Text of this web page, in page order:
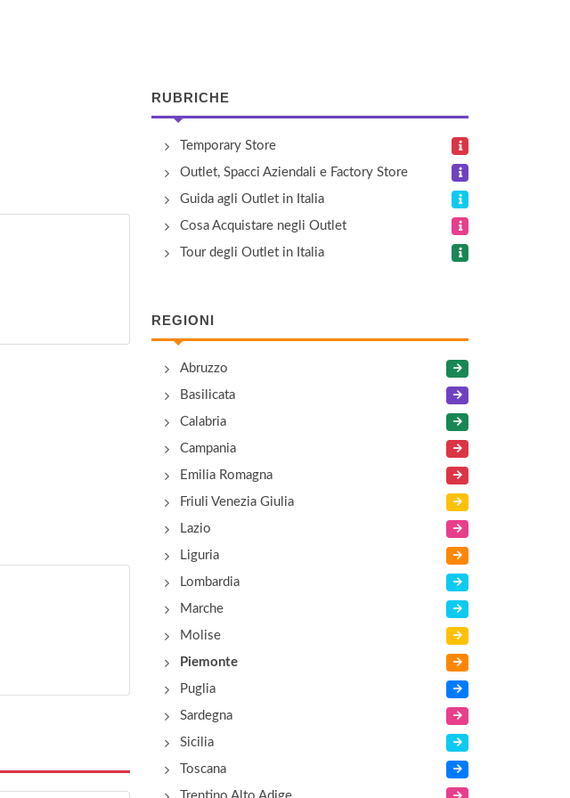
RUBRICHE
Temporary Store
Outlet, Spacci Aziendali e Factory Store
Guida agli Outlet in Italia
Cosa Acquistare negli Outlet
Tour degli Outlet in Italia
REGIONI
Abruzzo
Basilicata
Calabria
Campania
Emilia Romagna
Friuli Venezia Giulia
Lazio
Liguria
Lombardia
Marche
Molise
Piemonte
Puglia
Sardegna
Sicilia
Toscana